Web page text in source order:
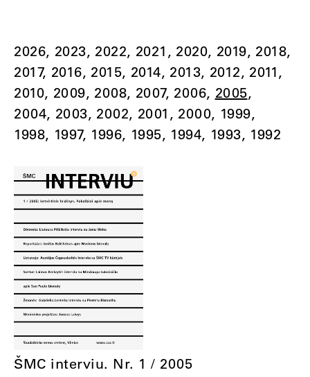
2026 2023 2022 2021 2020 2019 2018
2017 2016 2015 2014 2013 2012 2011
2010 2009 2008 2007 2006 2005
2004 2003 2002 2001 2000 1999
1998 1997 1996 1995 1994 1993 1992
ŠMC interviu. Nr. 1 / 2005